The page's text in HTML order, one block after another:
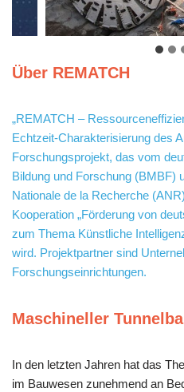
Über REMATCH
„REMATCH –
Echtzeit-Charakterisierung des
Forschungsprojekt, das vom
Bildung und Forschung (BMBF)
Nationale de la Recherche
Kooperation „Förderung von
zum Thema Künstliche
wird. Projektpartner sind
Forschungseinrichtungen.
Maschineller
In den letzten Jahren hat das
im Bauwesen zunehmend an